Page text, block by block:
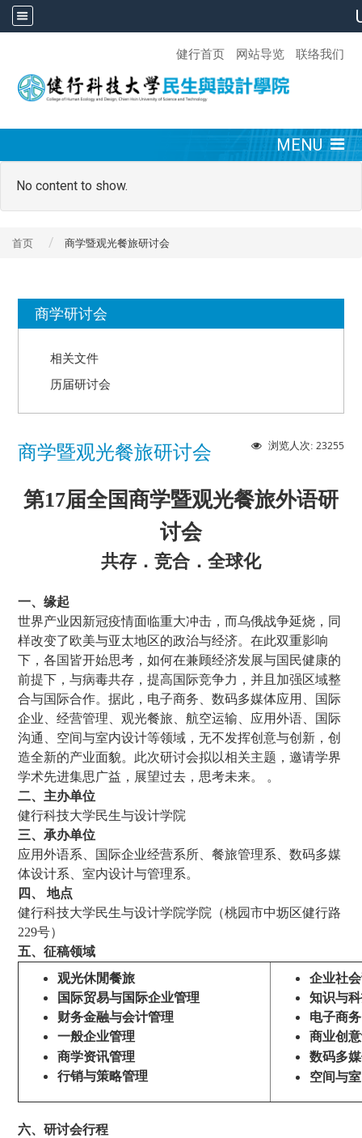
健行首页 网站导览 联络我们
MENU
No content to show.
首页 商学暨观光餐旅研讨会
商学研讨会
相关文件
历届研讨会
浏览人次: 23255
商学暨观光餐旅研讨会
第17届全国商学暨观光餐旅外语研
讨会
共存．竞合．全球化
一、缘起
世界产业因新冠疫情面临重大冲击，而乌俄战争延烧，同
样改变了欧美与亚太地区的政治与经济。在此双重影响
下，各国皆开始思考，如何在兼顾经济发展与国民健康的
前提下，与病毒共存，提高国际竞争力，并且加强区域整
合与国际合作。据此，电子商务、数码多媒体应用、国际
企业、经营管理、观光餐旅、航空运输、应用外语、国际
沟通、空间与室内设计等领域，无不发挥创意与创新，创
造全新的产业面貌。此次研讨会拟以相关主题，邀请学界
学术先进集思广益，展望过去，思考未来。 。
二、主办单位
健行科技大学民生与设计学院
三、承办单位
应用外语系、 国际企业经营系所、餐旅管理系、数码多媒
体设计系、室内设计与管理系。
四、
地点
健行科技大学民生与设计学院学院 （桃园市中坜区健行路
229号）
五、征稿领域
观光休閒餐旅
国际贸易与国际企业管理
财务金融与会计管理
一般企业管理
商学资讯管理
行销与策略管理
企业社
知识与
电子商务
商业创
数码多
空间与
六、研讨会行程